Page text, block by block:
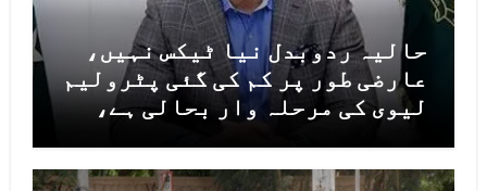
حالیہ ردوبدل نیا ٹیکس نہیں،
عارضی طور پر کم کی گئی پٹرولیم
لیوی کی مرحلہ وار بحالی ہے،